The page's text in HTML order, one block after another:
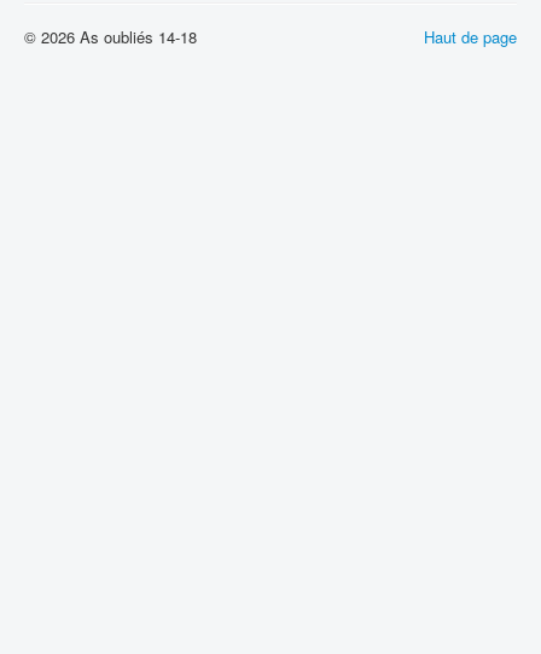
Haut de page
© 2026 As oubliés 14-18